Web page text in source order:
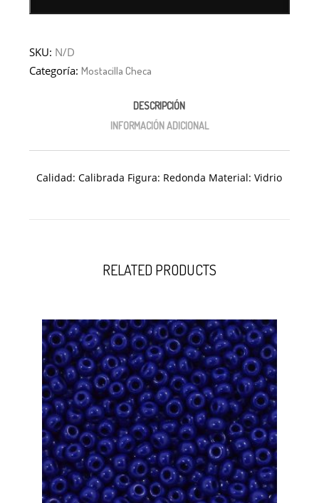
SKU: N/D
Categoría:Mostacilla Checa
DESCRIPCIÓN
INFORMACIÓN ADICIONAL
Calidad: Calibrada Figura: Redonda Material: Vidrio
RELATED PRODUCTS